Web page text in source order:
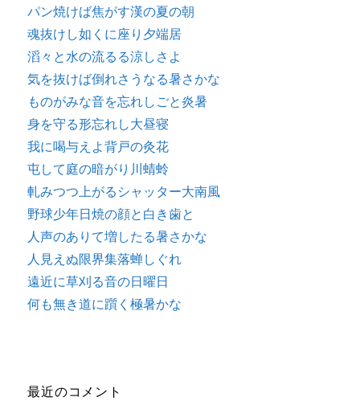
パン焼けば焦がす漢の夏の朝
魂抜けし如くに座り夕端居
滔々と水の流るる涼しさよ
気を抜けば倒れさうなる暑さかな
ものがみな音を忘れしごと炎暑
身を守る形忘れし大昼寝
我に喝与えよ背戸の灸花
屯して庭の暗がり川蜻蛉
軋みつつ上がるシャッター大南風
野球少年日焼の顔と白き歯と
人声のありて増したる暑さかな
人見えぬ限界集落蝉しぐれ
遠近に草刈る音の日曜日
何も無き道に躓く極暑かな
最近のコメント